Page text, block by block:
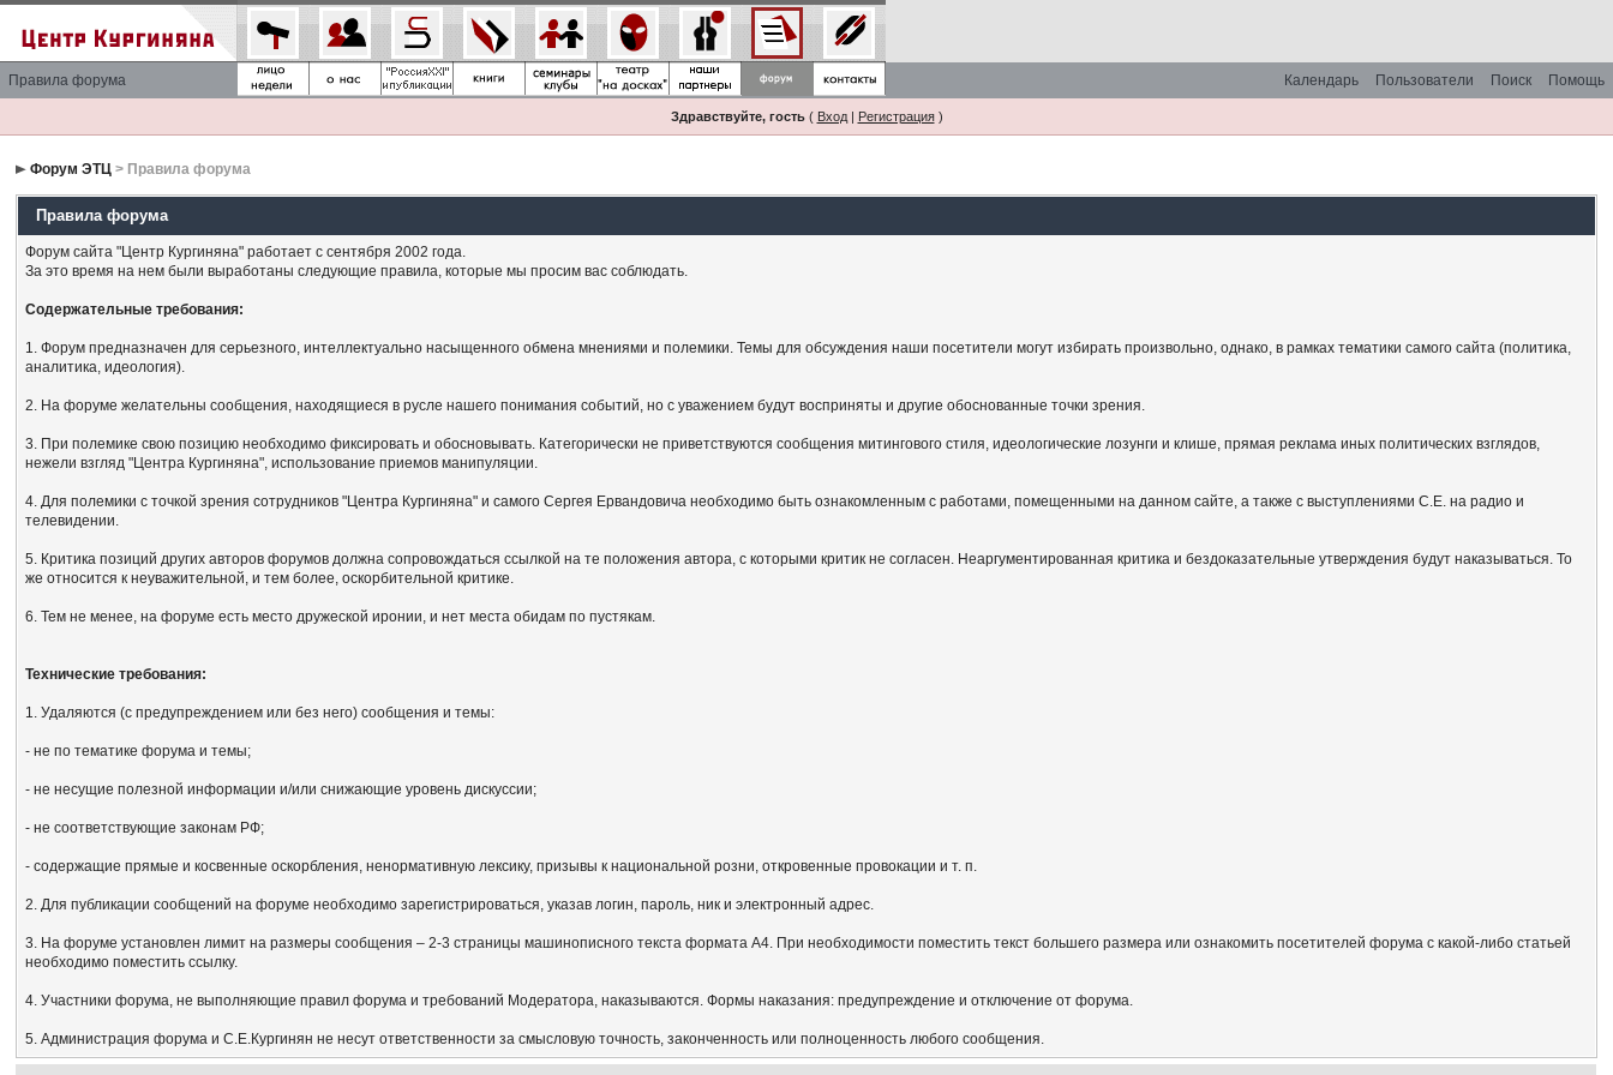
Правила форума Помощь
Поиск
Пользователи
Календарь
Здравствуйте, гость( Вход| Регистрация)
Форум ЭТЦ > Правила форума
Правила форума
Форум сайта "Центр Кургиняна" работает с сентября 2002 года.
За это время на нем были выработаны следующие правила, которые мы просим вас соблюдать.
Содержательные требования:
1. Форум предназначен для серьезного, интеллектуально насыщенного обмена мнениями и полемики. Темы для обсуждения наши посетители могут избирать произвольно, однако, в рамках тематики самого сайта (политика,
аналитика, идеология).
2. На форуме желательны сообщения, находящиеся в русле нашего понимания событий, но с уважением будут восприняты и другие обоснованные точки зрения.
3. При полемике свою позицию необходимо фиксировать и обосновывать. Категорически не приветствуются сообщения митингового стиля, идеологические лозунги и клише, прямая реклама иных политических взглядов,
нежели взгляд "Центра Кургиняна", использование приемов манипуляции.
4. Для полемики с точкой зрения сотрудников "Центра Кургиняна" и самого Сергея Ервандовича необходимо быть ознакомленным с работами, помещенными на данном сайте, а также с выступлениями С.Е. на радио и
телевидении.
5. Критика позиций других авторов форумов должна сопровождаться ссылкой на те положения автора, с которыми критик не согласен. Неаргументированная критика и бездоказательные утверждения будут наказываться. То
же относится к неуважительной, и тем более, оскорбительной критике.
6. Тем не менее, на форуме есть место дружеской иронии, и нет места обидам по пустякам.
Технические требования:
1. Удаляются (с предупреждением или без него) сообщения и темы:
- не по тематике форума и темы;
- не несущие полезной информации и/или снижающие уровень дискуссии;
- не соответствующие законам РФ;
- содержащие прямые и косвенные оскорбления, ненормативную лексику, призывы к национальной розни, откровенные провокации и т. п.
2. Для публикации сообщений на форуме необходимо зарегистрироваться, указав логин, пароль, ник и электронный адрес.
3. На форуме установлен лимит на размеры сообщения – 2-3 страницы машинописного текста формата А4. При необходимости поместить текст большего размера или ознакомить посетителей форума с какой-либо статьей
необходимо поместить ссылку.
4. Участники форума, не выполняющие правил форума и требований Модератора, наказываются. Формы наказания: предупреждение и отключение от форума.
5. Администрация форума и С.Е.Кургинян не несут ответственности за смысловую точность, законченность или полноценность любого сообщения.